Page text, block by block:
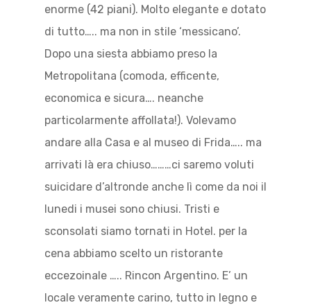
enorme (42 piani). Molto elegante e dotato
di tutto….. ma non in stile ‘messicano’.
Dopo una siesta abbiamo preso la
Metropolitana (comoda, efficente,
economica e sicura…. neanche
particolarmente affollata!). Volevamo
andare alla Casa e al museo di Frida….. ma
arrivati là era chiuso………ci saremo voluti
suicidare d’altronde anche lì come da noi il
lunedi i musei sono chiusi. Tristi e
sconsolati siamo tornati in Hotel. per la
cena abbiamo scelto un ristorante
eccezoinale ….. Rincon Argentino. E’ un
locale veramente carino, tutto in legno e